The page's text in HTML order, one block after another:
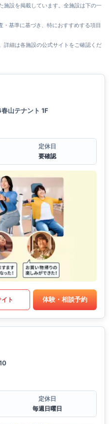
施設を掲載しています。全施設は下の一
基準に基づき、特におすすめする項目
詳細は各施設の公式サイトをご確認くだ
山テナント 1F
定休日
要確認
ト 体験・相談予約
定休日
毎週日曜日